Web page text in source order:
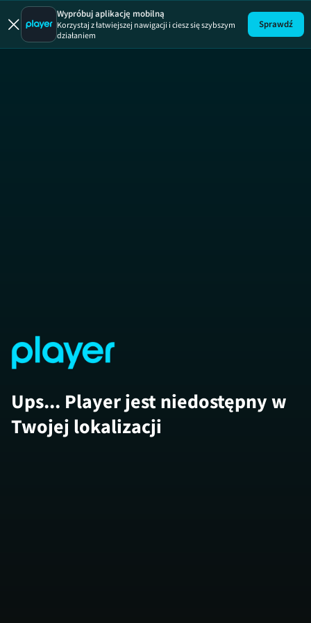
Uwaga!
Wypróbuj aplikację mobilną
Korzystaj z łatwiejszej nawigacji i ciesz się szybszym
działaniem
Sprawdź
Ups... Player jest niedostępny w
Twojej lokalizacji